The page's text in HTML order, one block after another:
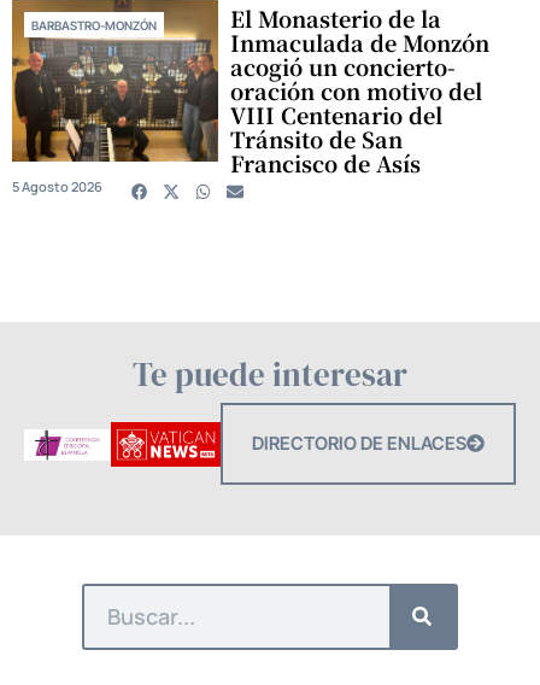
BARBASTRO-MONZÓN El Monasterio de la
Inmaculada de Monzón
acogió un concierto-
oración con motivo del
VIII Centenario del
Tránsito de San
Francisco de Asís
5 Agosto 2026
Te puede interesar
DIRECTORIO DE ENLACES